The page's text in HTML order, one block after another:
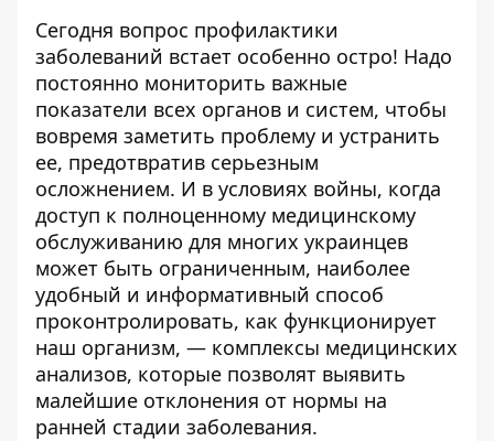
Сегодня вопрос профилактики
заболеваний встает особенно остро! Надо
постоянно мониторить важные
показатели всех органов и систем, чтобы
вовремя заметить проблему и устранить
ее, предотвратив серьезным
осложнением. И в условиях войны, когда
доступ к полноценному медицинскому
обслуживанию для многих украинцев
может быть ограниченным, наиболее
удобный и информативный способ
проконтролировать, как функционирует
наш организм, — комплексы медицинских
анализов, которые позволят выявить
малейшие отклонения от нормы на
ранней стадии заболевания.